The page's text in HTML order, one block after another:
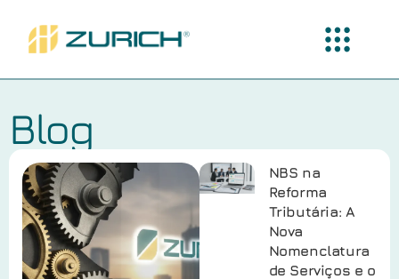
Blog
NBS na
Reforma
Tributária: A
Nova
Nomenclatura
de Serviços e o